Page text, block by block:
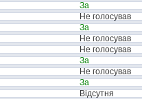
За
Не голосував
За
Не голосував
Не голосував
За
Не голосував
За
Відсутня